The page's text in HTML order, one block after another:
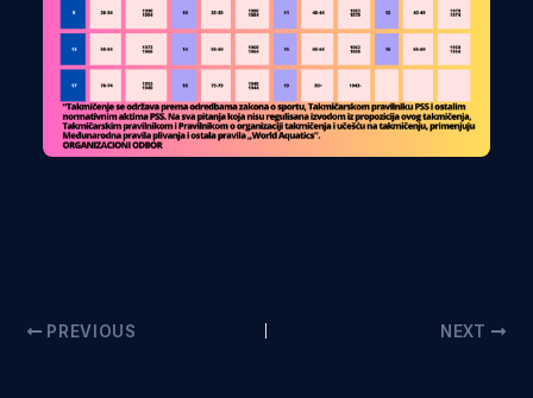
PREVIOUS NEXT